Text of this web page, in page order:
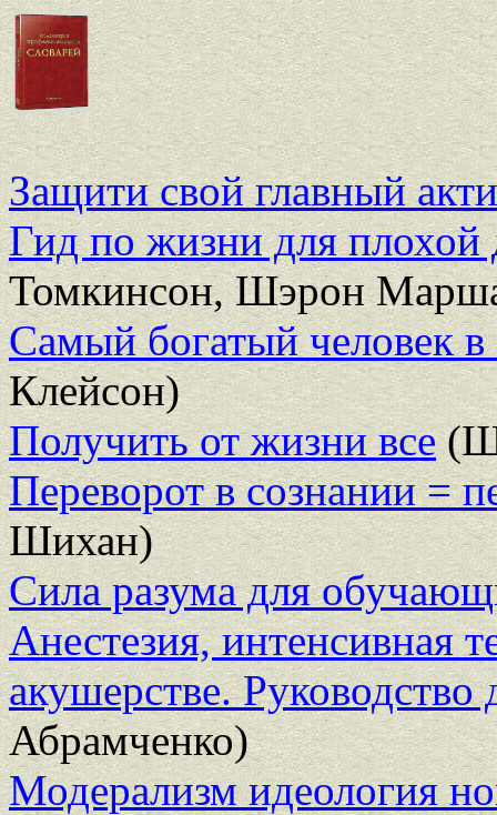
Защити свой главный
Гид по жизни для плохой
Томкинсон, Шэрон
Самый богатый человек
Клейсон)
Получить от жизни все
Переворот в сознании =
Шихан)
Сила разума для
Анестезия, интенсивная
акушерстве. Руководство
Абрамченко)
Модерализм идеология